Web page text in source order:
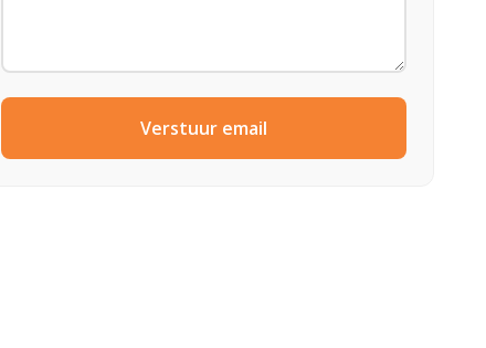
Verstuur email